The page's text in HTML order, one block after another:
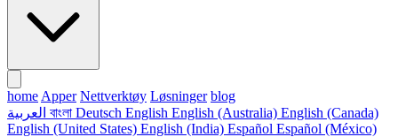
home Apper Nettverktøy Løsninger blog
বাংলা Deutsch English English (Australia) English (Canada)
English (United States) English (India) Español Español (México)